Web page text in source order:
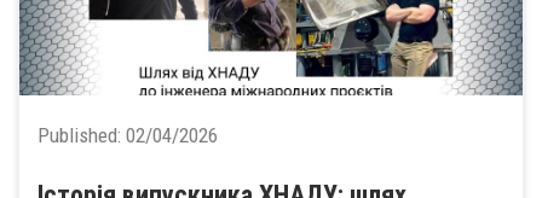
Published: 02/04/2026